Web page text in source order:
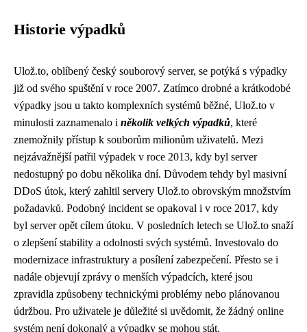
Historie výpadků
Ulož.to, oblíbený český souborový server, se potýká s výpadky
již od svého spuštění v roce 2007. Zatímco drobné a krátkodobé
výpadky jsou u takto komplexních systémů běžné, Ulož.to v
minulosti zaznamenalo i několik velkých výpadků, které
znemožnily přístup k souborům milionům uživatelů. Mezi
nejzávažnější patřil výpadek v roce 2013, kdy byl server
nedostupný po dobu několika dní. Důvodem tehdy byl masivní
DDoS útok, který zahltil servery Ulož.to obrovským množstvím
požadavků. Podobný incident se opakoval i v roce 2017, kdy
byl server opět cílem útoku. V posledních letech se Ulož.to snaží
o zlepšení stability a odolnosti svých systémů. Investovalo do
modernizace infrastruktury a posílení zabezpečení. Přesto se i
nadále objevují zprávy o menších výpadcích, které jsou
zpravidla způsobeny technickými problémy nebo plánovanou
údržbou. Pro uživatele je důležité si uvědomit, že žádný online
systém není dokonalý a výpadky se mohou stát.